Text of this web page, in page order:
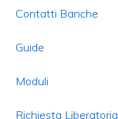
Contatti Banche
Guide
Moduli
Richiesta Liberatoria